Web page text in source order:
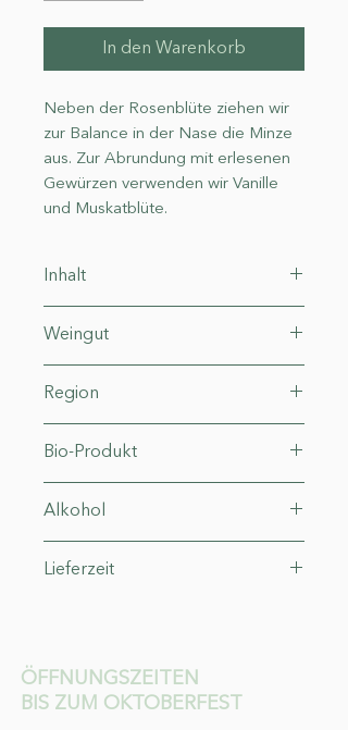
In den Warenkorb
Neben der Rosenblüte ziehen wir
zur Balance in der Nase die Minze
aus. Zur Abrundung mit erlesenen
Gewürzen verwenden wir Vanille
und Muskatblüte.
Inhalt
Weingut
Region
Bio-Produkt
Alkohol
Lieferzeit
ÖFFNUNGSZEITEN
BIS ZUM OKTOBERFEST